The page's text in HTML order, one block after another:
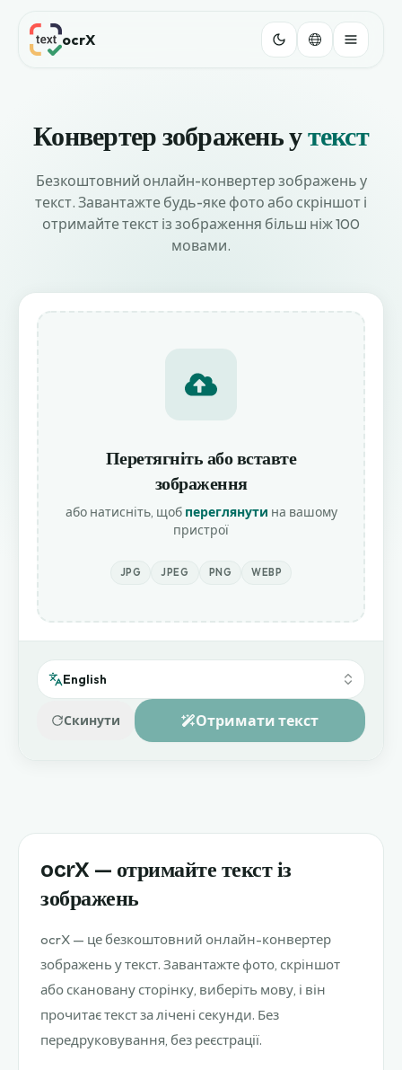
ocrX
Конвертер зображень утекст
Безкоштовний онлайн-конвертер зображень у
текст. Завантажте будь-яке фото або скріншот і
отримайте текст із зображення більш ніж 100
мовами.
Перетягніть або вставте
зображення
або натисніть, щоб переглянути на вашому
пристрої
JPG JPEG PNG WEBP
English
Скинути Отримати текст
ocrX — отримайте текст із
зображень
ocrX — це безкоштовний онлайн-конвертер
зображень у текст. Завантажте фото, скріншот
або скановану сторінку, виберіть мову, і він
прочитає текст за лічені секунди. Без
передруковування, без реєстрації.